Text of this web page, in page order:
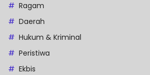
Ragam
Daerah
Hukum & Kriminal
Peristiwa
Ekbis